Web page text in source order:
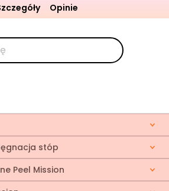
Opinie
stóp
Peel Mission